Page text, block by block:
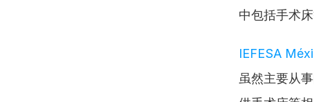
中包括手术
IEFESA
虽然主要从